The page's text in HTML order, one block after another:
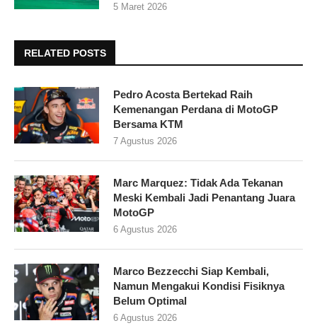
5 Maret 2026
RELATED POSTS
Pedro Acosta Bertekad Raih
Kemenangan Perdana di MotoGP
Bersama KTM
7 Agustus 2026
Marc Marquez: Tidak Ada Tekanan
Meski Kembali Jadi Penantang Juara
MotoGP
6 Agustus 2026
Marco Bezzecchi Siap Kembali,
Namun Mengakui Kondisi Fisiknya
Belum Optimal
6 Agustus 2026